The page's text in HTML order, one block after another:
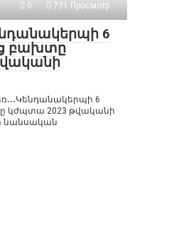
0 731 Просмотр
6
բախտը
6
կժպտա 2023 թվականի
նանսական